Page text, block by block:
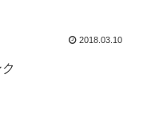
2018.03.10